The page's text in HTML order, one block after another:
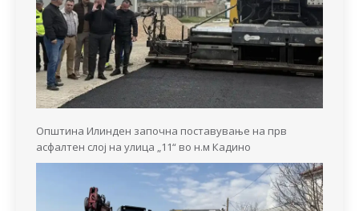
Општина Илинден започна поставување на прв
асфалтен слој на улица „11“ во н.м Кадино